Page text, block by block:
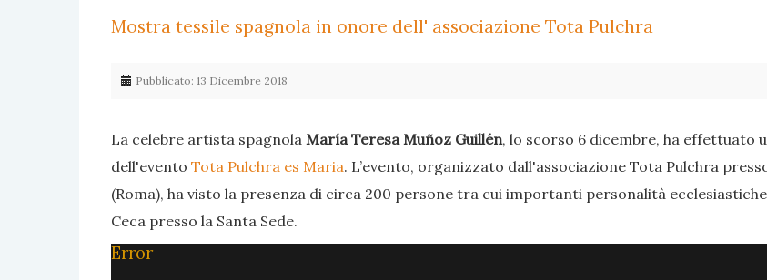
Mostra tessile spagnola in onore dell' associazione Tota Pulchra
Pubblicato: 13 Dicembre 2018
La celebre artista spagnola María Teresa Muñoz Guillén, lo scorso 6 dicembre, ha effettuato
dell'evento Tota Pulchra es Maria. L’evento, organizzato dall'associazione Tota Pulchra
(Roma), ha visto la presenza di circa 200 persone tra cui importanti personalità
Ceca presso la Santa Sede.
Error